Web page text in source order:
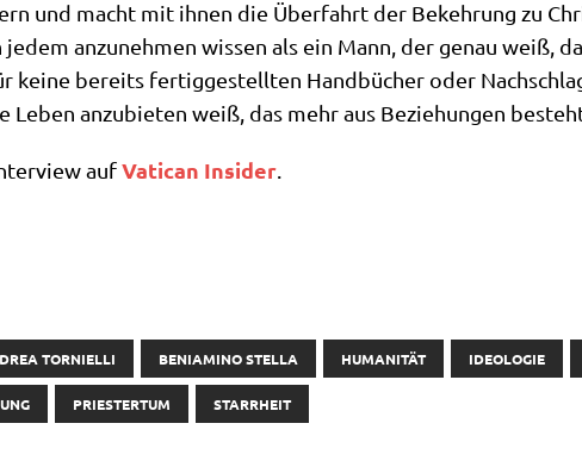
und macht mit ihnen die Über­fahrt der Bekeh­rung zu
anzu­neh­men wis­sen als ein Mann, der genau weiß,
kei­ne bereits fer­tig­ge­stell­ten Hand­bü­cher oder
Leben anzu­bie­ten weiß, das mehr aus Bezie­hun­gen
aufVati­can Insi­der
TORNIELLI BENIAMINO STELLA HUMANITÄT IDEOLOGIE
PRIESTERTUM STARRHEIT